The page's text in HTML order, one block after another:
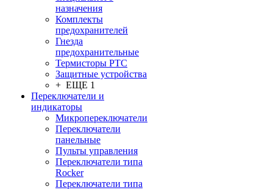
назначения
Комплекты
предохранителей
Гнезда
предохранительные
Термисторы PTC
Защитные устройства
+ ЕЩЕ 1
Переключатели и
индикаторы
Микропереключатели
Переключатели
панельные
Пульты управления
Переключатели типа
Rocker
Переключатели типа